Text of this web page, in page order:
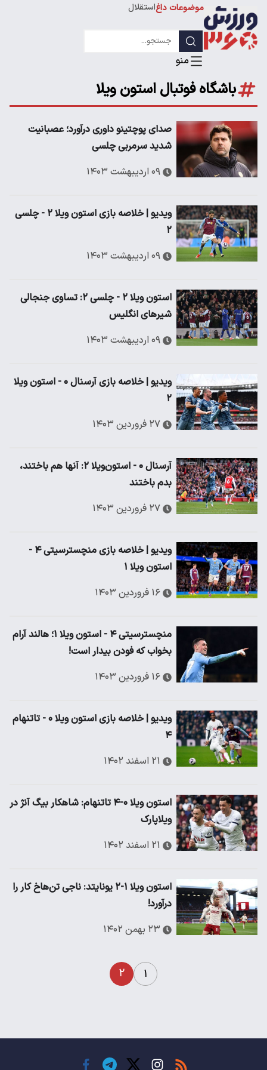
موضوعات داغاستقلال
باشگاه فوتبال استون ویلا
صدای پوچتینو داوری درآورد؛ عصبانیت
شدید سرمربی چلسی
۰۹ اردیبهشت ۱۴۰۳
ویدیو | خلاصه بازی استون ویلا ۲ - چلسی
۲
۰۹ اردیبهشت ۱۴۰۳
استون ویلا ۲ - چلسی ۲: تساوی جنجالی
شیرهای انگلیس
۰۹ اردیبهشت ۱۴۰۳
ویدیو | خلاصه بازی آرسنال ۰ - استون ویلا
۲
۲۷ فروردین ۱۴۰۳
آرسنال ۰ - استون‌ویلا ۲: آنها هم باختند،
بدم باختند
۲۷ فروردین ۱۴۰۳
ویدیو | خلاصه بازی منچسترسیتی ۴ -
استون ویلا ۱
۱۶ فروردین ۱۴۰۳
منچسترسیتی ۴ - استون ویلا ۱؛ هالند آرام
بخواب که فودن بیدار است!
۱۶ فروردین ۱۴۰۳
ویدیو | خلاصه بازی استون ویلا ۰ - تاتنهام
۴
۲۱ اسفند ۱۴۰۲
استون ویلا ۰-۴ تاتنهام: شاهکار بیگ آنژ در
ویلاپارک
۲۱ اسفند ۱۴۰۲
استون ویلا ۱-۲ یونایتد: ناجی تن‌هاخ کار را
درآورد!
۲۳ بهمن ۱۴۰۲
۱ ۲